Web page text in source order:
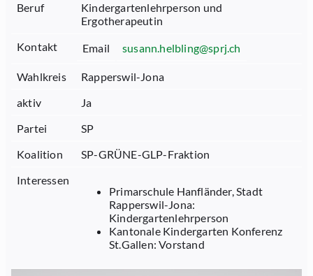
Beruf
Kindergartenlehrperson und
Ergotherapeutin
Kontakt
Email susann.helbling@sprj.ch
Wahlkreis
Rapperswil-Jona
aktiv
Ja
Partei
SP
Koalition
SP-GRÜNE-GLP-Fraktion
Interessen
Primarschule Hanfländer, Stadt
Rapperswil-Jona:
Kindergartenlehrperson
Kantonale Kindergarten Konferenz
St.Gallen: Vorstand